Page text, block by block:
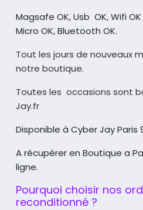
Magsafe OK, Usb OK, Wifi
Micro OK, Bluetooth OK.
Tout les jours de nouveaux
notre boutique.
Toutes les occasions sont
Jay.fr
Disponible à Cyber Jay Paris
A récupérer en Boutique a
ligne.
Pourquoi choisir nos
reconditionné ?